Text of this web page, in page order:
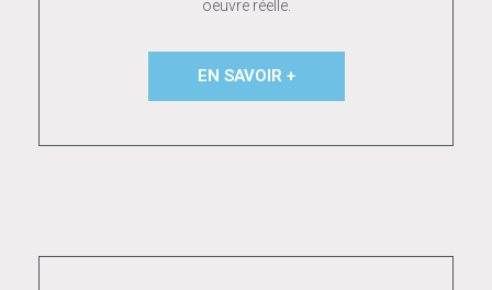
oeuvre réelle.
EN SAVOIR +